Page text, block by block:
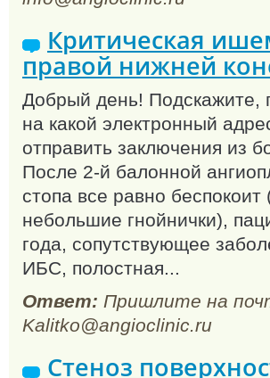
Критическая
правой нижней
Добрый день! Подскажите,
на какой электронный
отправить заключения из
После 2-й балонной
стопа все равно беспокоит
небольшие гнойнички),
года, сопутствующее
ИБС, полостная...
Ответ: Пришлите на
Kalitko@angioclinic.ru
Стеноз